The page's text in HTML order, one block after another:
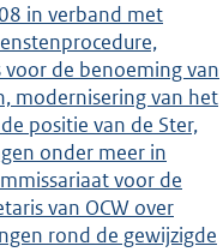
in verband met
de benoeming van
modernisering van het
positie van de Ster,
onder meer in
voor de
van OCW over
rond de gewijzigde